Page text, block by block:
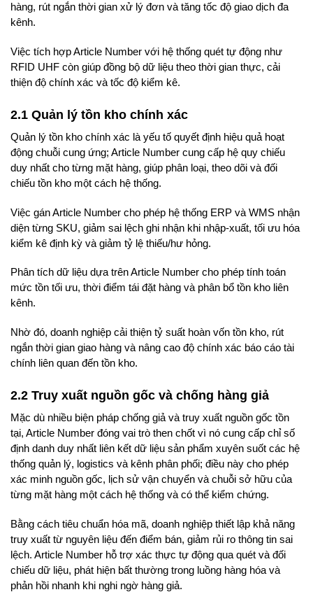
hàng, rút ngắn thời gian xử lý đơn và tăng tốc độ giao dịch đa
kênh.
Việc tích hợp Article Number với hệ thống quét tự động như
RFID UHF còn giúp đồng bộ dữ liệu theo thời gian thực, cải
thiện độ chính xác và tốc độ kiểm kê.
2.1 Quản lý tồn kho chính xác
Quản lý tồn kho chính xác là yếu tố quyết định hiệu quả hoạt
động chuỗi cung ứng; Article Number cung cấp hệ quy chiếu
duy nhất cho từng mặt hàng, giúp phân loại, theo dõi và đối
chiếu tồn kho một cách hệ thống.
Việc gán Article Number cho phép hệ thống ERP và WMS nhận
diện từng SKU, giảm sai lệch ghi nhận khi nhập-xuất, tối ưu hóa
kiểm kê định kỳ và giảm tỷ lệ thiếu/hư hỏng.
Phân tích dữ liệu dựa trên Article Number cho phép tính toán
mức tồn tối ưu, thời điểm tái đặt hàng và phân bổ tồn kho liên
kênh.
Nhờ đó, doanh nghiệp cải thiện tỷ suất hoàn vốn tồn kho, rút
ngắn thời gian giao hàng và nâng cao độ chính xác báo cáo tài
chính liên quan đến tồn kho.
2.2 Truy xuất nguồn gốc và chống hàng giả
Mặc dù nhiều biện pháp chống giả và truy xuất nguồn gốc tồn
tại, Article Number đóng vai trò then chốt vì nó cung cấp chỉ số
định danh duy nhất liên kết dữ liệu sản phẩm xuyên suốt các hệ
thống quản lý, logistics và kênh phân phối; điều này cho phép
xác minh nguồn gốc, lịch sử vận chuyển và chuỗi sở hữu của
từng mặt hàng một cách hệ thống và có thể kiểm chứng.
Bằng cách tiêu chuẩn hóa mã, doanh nghiệp thiết lập khả năng
truy xuất từ nguyên liệu đến điểm bán, giảm rủi ro thông tin sai
lệch. Article Number hỗ trợ xác thực tự động qua quét và đối
chiếu dữ liệu, phát hiện bất thường trong luồng hàng hóa và
phản hồi nhanh khi nghi ngờ hàng giả.